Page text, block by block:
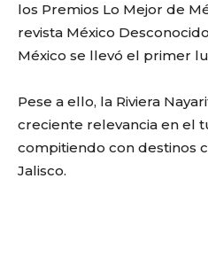
los Premios Lo Mejor de
revista México
México se llevó el primer
Pese a ello, la Riviera
creciente relevancia en el
compitiendo con destinos
Jalisco.